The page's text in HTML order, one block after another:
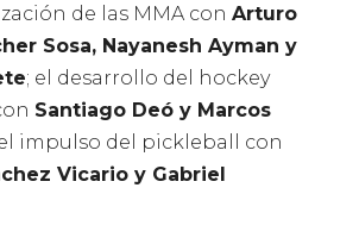
de las MMA con Arturo
Sosa, Nayanesh Ayman y
; el desarrollo del hockey
Santiago Deó y Marcos
el impulso del pickleball con
Vicario y Gabriel